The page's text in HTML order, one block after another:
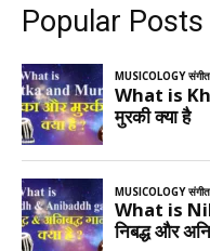
Popular Posts